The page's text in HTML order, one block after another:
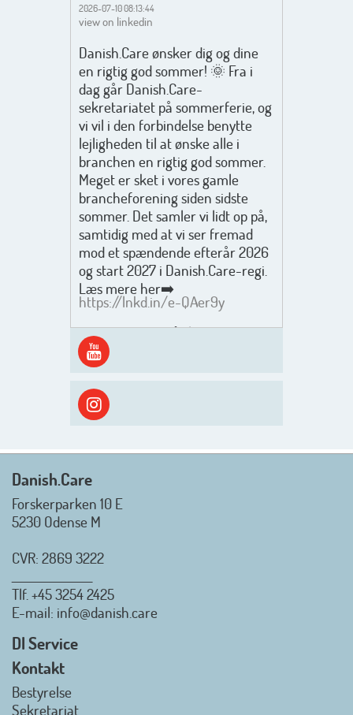
2026-07-10 08:13:44
view on linkedin
Danish.Care ønsker dig og dine
en rigtig god sommer! 🌞 Fra i
dag går Danish.Care-
sekretariatet på sommerferie, og
vi vil i den forbindelse benytte
lejligheden til at ønske alle i
branchen en rigtig god sommer.
Meget er sket i vores gamle
brancheforening siden sidste
sommer. Det samler vi lidt op på,
samtidig med at vi ser fremad
mod et spændende efterår 2026
og start 2027 i Danish.Care-regi.
Læs mere her➡️
https://lnkd.in/e-QAer9y
Men inden det går løs med en
spændende og aktivt
efterårsæson, så går turen først
ud i solen, ned til vandet og ind i
skyggen igen. Danish.Care holder
sommerlukket i uge 29 + 30.
Mvh. Anders, Helle og Malthe
Danish.Care - Branchen for
hjælpemidler og
Danish.Care
Forskerparken 10 E
5230 Odense M
CVR: 2869 3222
Tlf.+45 3254 2425
E-mail: info@danish.care
DI Service
Kontakt
Bestyrelse
Sekretariat